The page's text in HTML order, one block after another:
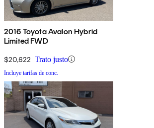
2016 Toyota Avalon Hybrid
Limited FWD
$20,622 Trato justo
Incluye tarifas de conc.